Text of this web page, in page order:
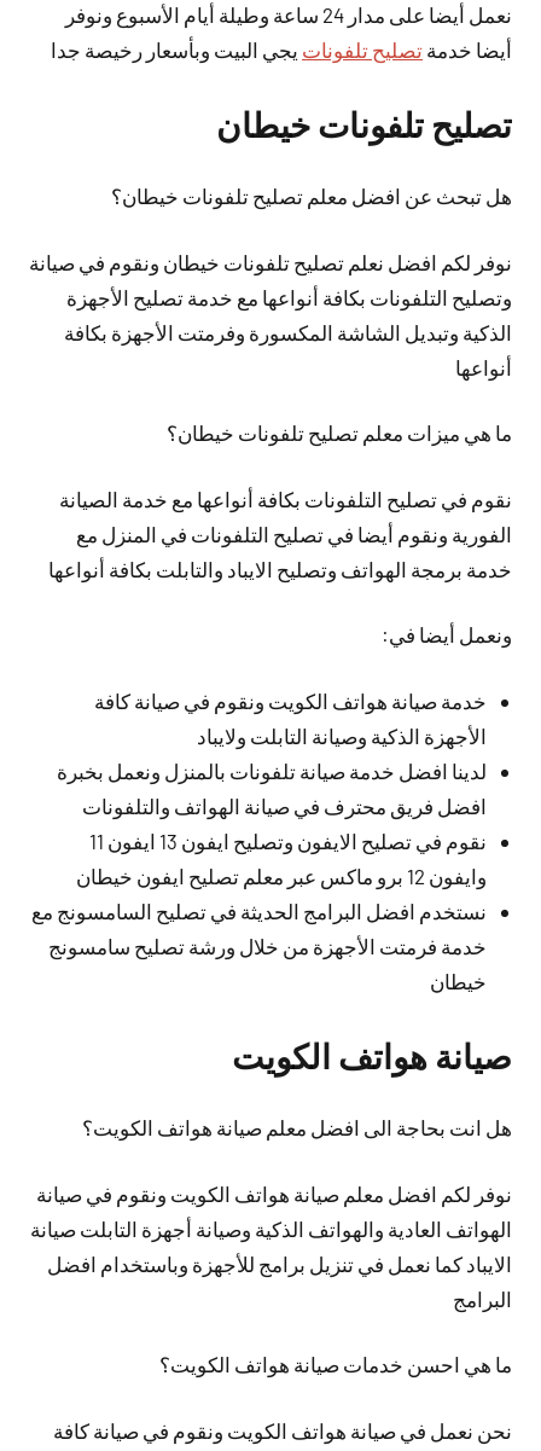
نعمل أيضا
على مدار 24 ساعة وطيلة أيام الأسبوع ونوفر
أيضا خدمة تصليح تلفونات يجي البيت وبأسعار رخيصة جدا
تصليح تلفونات خيطان
هل تبحث عن افضل معلم تصليح تلفونات خيطان؟
نوفر لكم افضل نعلم تصليح تلفونات خيطان ونقوم في صيانة
وتصليح التلفونات بكافة أنواعها مع خدمة تصليح الأجهزة
الذكية وتبديل الشاشة المكسورة وفرمتت الأجهزة بكافة
أنواعها
ما هي ميزات معلم تصليح تلفونات خيطان؟
نقوم في تصليح التلفونات بكافة أنواعها مع خدمة الصيانة
الفورية ونقوم أيضا في تصليح التلفونات في المنزل مع
خدمة برمجة الهواتف وتصليح الايباد والتابلت بكافة أنواعها
ونعمل أيضا في:
خدمة صيانة هواتف الكويت ونقوم في صيانة كافة
الأجهزة الذكية وصيانة التابلت ولايباد
لدينا افضل خدمة صيانة تلفونات بالمنزل ونعمل بخبرة
افضل فريق محترف في صيانة الهواتف والتلفونات
نقوم في تصليح الايفون وتصليح ايفون 13 ايفون 11
وايفون 12 برو ماكس عبر معلم تصليح ايفون خيطان
نستخدم افضل البرامج الحديثة في تصليح السامسونج مع
خدمة فرمتت الأجهزة من خلال ورشة تصليح سامسونج
خيطان
صيانة هواتف الكويت
هل انت بحاجة الى افضل معلم صيانة هواتف الكويت؟
نوفر لكم افضل معلم صيانة هواتف الكويت ونقوم في صيانة
الهواتف العادية والهواتف الذكية وصيانة أجهزة التابلت صيانة
الايباد كما نعمل في تنزيل برامج للأجهزة وباستخدام افضل
البرامج
ما هي احسن خدمات صيانة هواتف الكويت؟
نحن نعمل في صيانة هواتف الكويت ونقوم في صيانة كافة